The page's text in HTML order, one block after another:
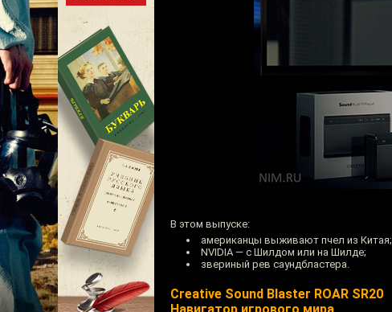
В этом выпуске:
американцы выживают пчел из Китая;
NVIDIA — с Шилдом или на Шилде;
звериный рев cаундбластера.
Creative Sound Blaster ROAR SR20